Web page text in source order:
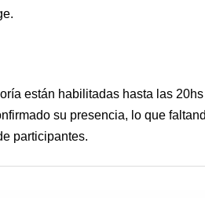
están habilitadas hasta las
su presencia, lo que
participantes.